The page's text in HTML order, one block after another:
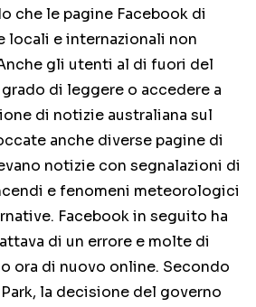
che le pagine Facebook di
e internazionali non
gli utenti al di fuori del
di leggere o accedere a
di notizie australiana sul
anche diverse pagine di
notizie con segnalazioni di
e fenomeni meteorologici
Facebook in seguito ha
di un errore e molte di
ora di nuovo online. Secondo
la decisione del governo